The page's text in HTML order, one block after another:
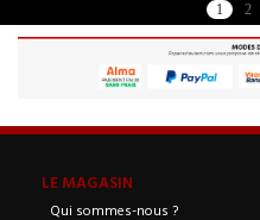
1 2
LE MAGASIN
Qui sommes-nous ?